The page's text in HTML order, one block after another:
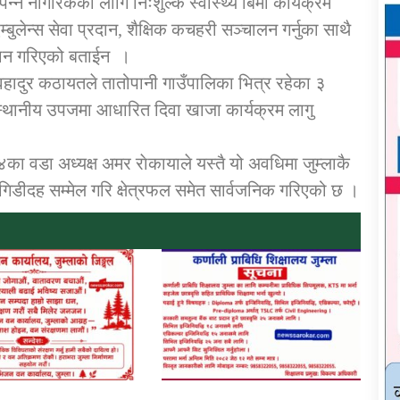
सेवा प्रदान, शैक्षिक कचहरी सञ्चालन गर्नुका साथै
गरिएको बताईन ।
कठायतले तातोपानी गाउँपालिका भित्र रहेका ३
उपजमा आधारित दिवा खाजा कार्यक्रम लागु
वडा अध्यक्ष अमर राेकायाले यस्तै यो अवधिमा जुम्लाकै
सम्मेल गरि क्षेत्रफल समेत सार्वजनिक गरिएको छ ।